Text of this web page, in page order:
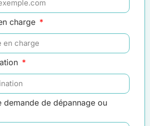
charge
demande de dépannage ou